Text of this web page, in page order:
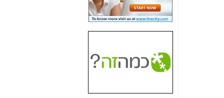
האם השר איוב קרא
היה צריך בכלל לחתום
על האישור, שנתן
האם ביבי וקרא קבלו
בכלל תמורה עבור